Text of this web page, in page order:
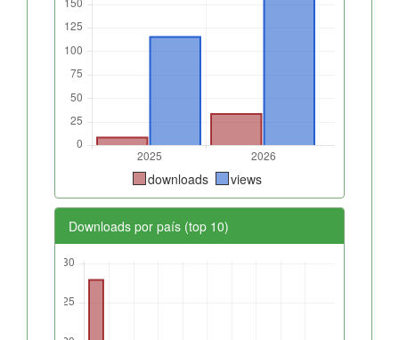
downloads views
Downloads por país (top 10)